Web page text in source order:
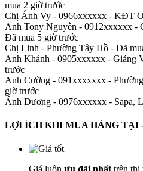
mua 2 giờ trước
Chị Ánh Vy - 0966xxxxxx - KĐT
Anh Tony Nguyễn - 0912xxxxxx -
Đã mua 5 giờ trước
Chị Linh - Phường Tây Hồ - Đã
Anh Khánh - 0905xxxxxx - Giảng
trước
Anh Cường - 091xxxxxxx -
giờ trước
Ánh Dương - 0976xxxxxx - Sapa,
LỢI ÍCH KHI MUA HÀNG TẠI
Giá luôn ưu đãi nhất trên thị